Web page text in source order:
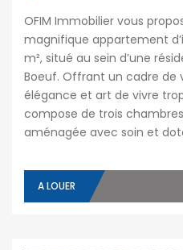
OFIM Immobilier vous
magnifique appartement
m², situé au sein d’une
Boeuf. Offrant un cadre de
élégance et art de vivre
compose de trois
aménagée avec soin et
A LOUER